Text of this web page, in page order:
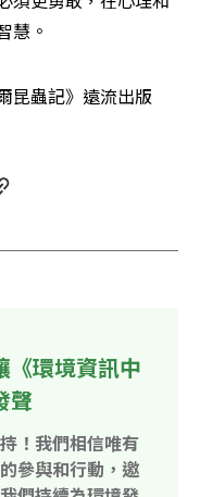
慧。
昆蟲記》遠流出版
環境資訊中
聲
！我們相信唯有
參與和行動，邀